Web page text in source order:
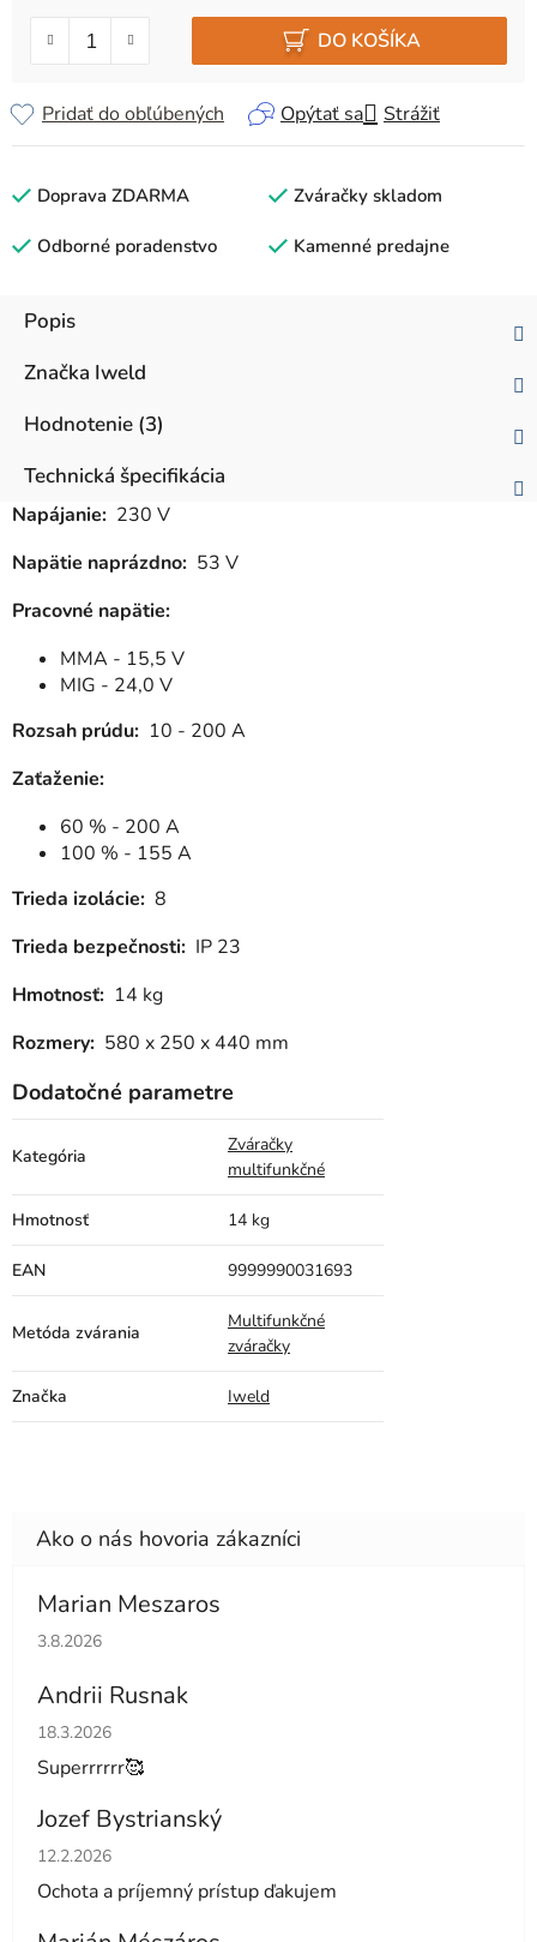
DO KOŠÍKA
Opýtať sa Strážiť
Pridať do obľúbených
Doprava ZDARMA Zváračky skladom
Odborné poradenstvo Kamenné predajne
Popis
Značka Iweld
Hodnotenie (3)
Technická špecifikácia
Napájanie: 230 V
Napätie naprázdno: 53 V
Pracovné napätie:
MMA - 15,5 V
MIG - 24,0 V
Rozsah prúdu: 10 - 200 A
Zaťaženie:
60 % - 200 A
100 % - 155 A
Trieda izolácie: 8
Trieda bezpečnosti: IP 23
Hmotnosť: 14 kg
Rozmery: 580 x 250 x 440 mm
Dodatočné parametre
Kategória
Zváračky
multifunkčné
Hmotnosť 14 kg
EAN 9999990031693
Metóda zvárania
Multifunkčné
zváračky
Značka Iweld
Marian Meszaros
Hodnotenie obchodu je 5 z 5 hviezdičiek.
3.8.2026
Andrii Rusnak
Hodnotenie obchodu je 5 z 5 hviezdičiek.
18.3.2026
Superrrrrr🥰
Jozef Bystrianský
Hodnotenie obchodu je 5 z 5 hviezdičiek.
12.2.2026
Ochota a príjemný prístup ďakujem